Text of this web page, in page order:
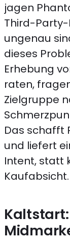
jagen
Third-
ungenau
dieses
Erhebung
raten,
Zielgruppe
Das schafft
und liefert
Intent, statt
Kaufabsicht.